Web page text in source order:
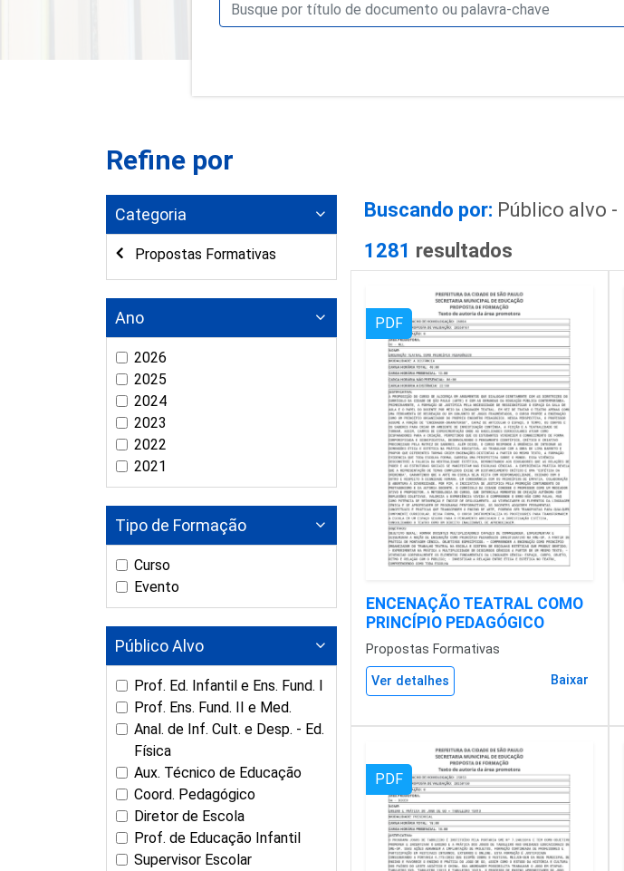
Refine por
Categoria
Propostas Formativas
Ano
2026
2025
2024
2023
2022
2021
Tipo de Formação
Curso
Evento
Público Alvo
Prof. Ed. Infantil e Ens. Fund. I
Prof. Ens. Fund. II e Med.
Anal. de Inf. Cult. e Desp. - Ed.
Física
Aux. Técnico de Educação
Coord. Pedagógico
Diretor de Escola
Prof. de Educação Infantil
Supervisor Escolar
Buscando por: Público alvo -
1281 resultados
PDF
ENCENAÇÃO TEATRAL COMO
PRINCÍPIO PEDAGÓGICO
Propostas Formativas
Ver detalhes Baixar
PDF